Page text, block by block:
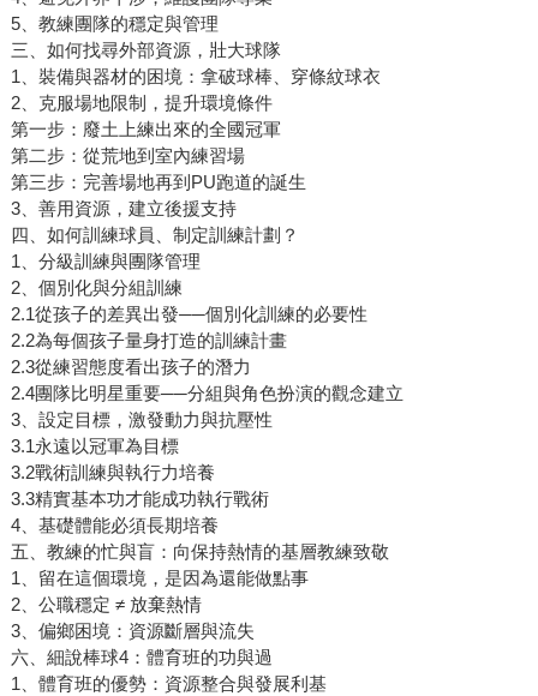
5、教練團隊的穩定與管理
三、如何找尋外部資源，壯大球隊
1、裝備與器材的困境：拿破球棒、穿條紋球衣
2、克服場地限制，提升環境條件
第一步：廢土上練出來的全國冠軍
第二步：從荒地到室內練習場
第三步：完善場地再到PU跑道的誕生
3、善用資源，建立後援支持
四、如何訓練球員、制定訓練計劃？
1、分級訓練與團隊管理
2、個別化與分組訓練
2.1從孩子的差異出發──個別化訓練的必要性
2.2為每個孩子量身打造的訓練計畫
2.3從練習態度看出孩子的潛力
2.4團隊比明星重要──分組與角色扮演的觀念建立
3、設定目標，激發動力與抗壓性
3.1永遠以冠軍為目標
3.2戰術訓練與執行力培養
3.3精實基本功才能成功執行戰術
4、基礎體能必須長期培養
五、教練的忙與盲：向保持熱情的基層教練致敬
1、留在這個環境，是因為還能做點事
2、公職穩定 ≠ 放棄熱情
3、偏鄉困境：資源斷層與流失
六、細說棒球4：體育班的功與過
1、體育班的優勢：資源整合與發展利基